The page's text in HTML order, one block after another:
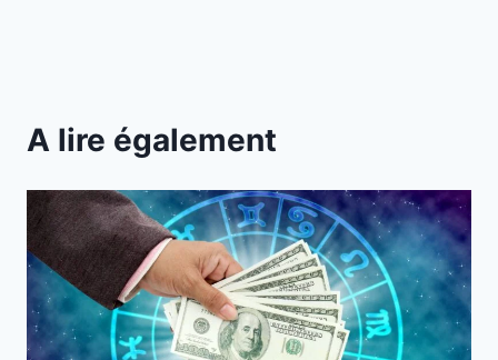
A lire également